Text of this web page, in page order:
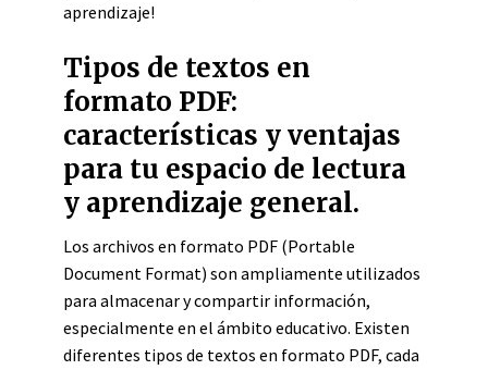
aprendizaje!
Tipos de textos en
formato PDF:
características y ventajas
para tu espacio de lectura
y aprendizaje general.
Los archivos en formato PDF (Portable
Document Format) son ampliamente utilizados
para almacenar y compartir información,
especialmente en el ámbito educativo. Existen
diferentes tipos de textos en formato PDF, cada